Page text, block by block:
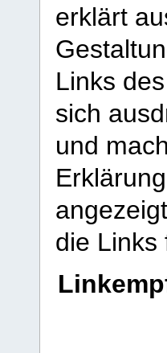
erklärt
Links
sich
und
die Links